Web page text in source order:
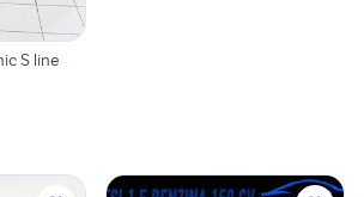
S line